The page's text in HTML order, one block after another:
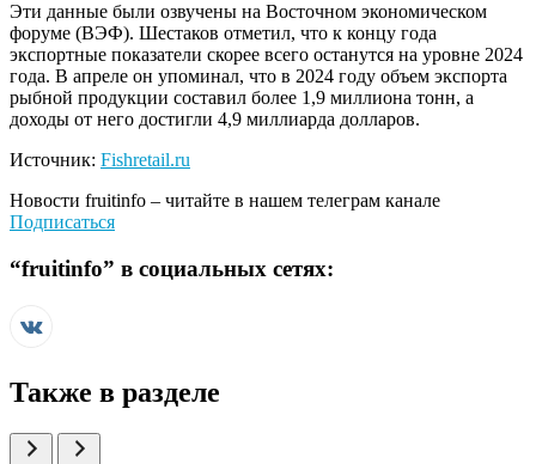
Эти данные были озвучены на Восточном экономическом
форуме (ВЭФ). Шестаков отметил, что к концу года
экспортные показатели скорее всего останутся на уровне 2024
года. В апреле он упоминал, что в 2024 году объем экспорта
рыбной продукции составил более 1,9 миллиона тонн, а
доходы от него достигли 4,9 миллиарда долларов.
Источник: Fishretail.ru
Новости fruitinfo – читайте в нашем телеграм канале
Подписаться
“fruitinfo” в социальных сетях:
Также в разделе